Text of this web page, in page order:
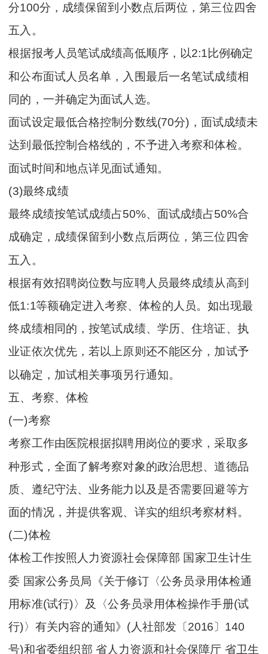
分100分，成绩保留到小数点后两位，第三位四舍
五入。
根据报考人员笔试成绩高低顺序，以2:1比例确定
和公布面试人员名单，入围最后一名笔试成绩相
同的，一并确定为面试人选。
面试设定最低合格控制分数线(70分)，面试成绩未
达到最低控制合格线的，不予进入考察和体检。
面试时间和地点详见面试通知。
(3)最终成绩
最终成绩按笔试成绩占50%、面试成绩占50%合
成确定，成绩保留到小数点后两位，第三位四舍
五入。
根据有效招聘岗位数与应聘人员最终成绩从高到
低1:1等额确定进入考察、体检的人员。如出现最
终成绩相同的，按笔试成绩、学历、住培证、执
业证依次优先，若以上原则还不能区分，加试予
以确定，加试相关事项另行通知。
五、考察、体检
(一)考察
考察工作由医院根据拟聘用岗位的要求，采取多
种形式，全面了解考察对象的政治思想、道德品
质、遵纪守法、业务能力以及是否需要回避等方
面的情况，并提供客观、详实的组织考察材料。
(二)体检
体检工作按照人力资源社会保障部 国家卫生计生
委 国家公务员局《关于修订〈公务员录用体检通
用标准(试行)〉及〈公务员录用体检操作手册(试
行)〉有关内容的通知》(人社部发〔2016〕140
号)和省委组织部 省人力资源和社会保障厅 省卫生